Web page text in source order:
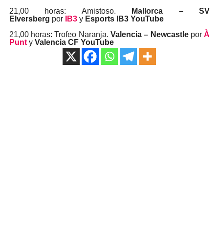
21,00 horas: Amistoso.
Mallorca – SV
Elversberg por IB3y Esports IB3 YouTube
21,00 horas: Trofeo Naranja. Valencia – Newcastle porÀ
Punty Valencia CF YouTube